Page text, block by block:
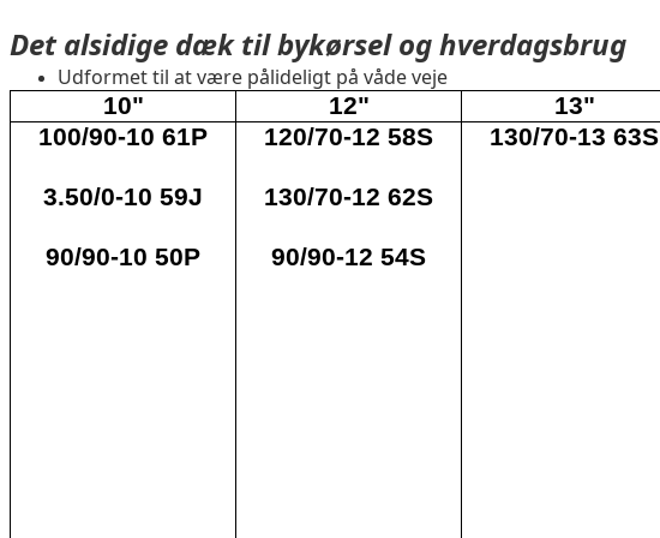
Det alsidige dæk til bykørsel og hverdagsbrug
Udformet til at være pålideligt på våde veje
10" 12" 13"
100/90-10 61P
3.50/0-10 59J
90/90-10 50P
120/70-12 58S
130/70-12 62S
90/90-12 54S
130/70-13 63S